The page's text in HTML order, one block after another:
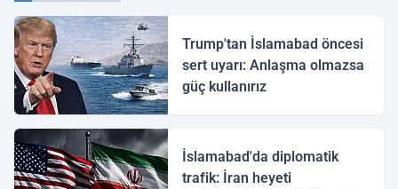
Trump'tan İslamabad öncesi
sert uyarı: Anlaşma olmazsa
güç kullanırız
İslamabad'da diplomatik
trafik: İran heyeti